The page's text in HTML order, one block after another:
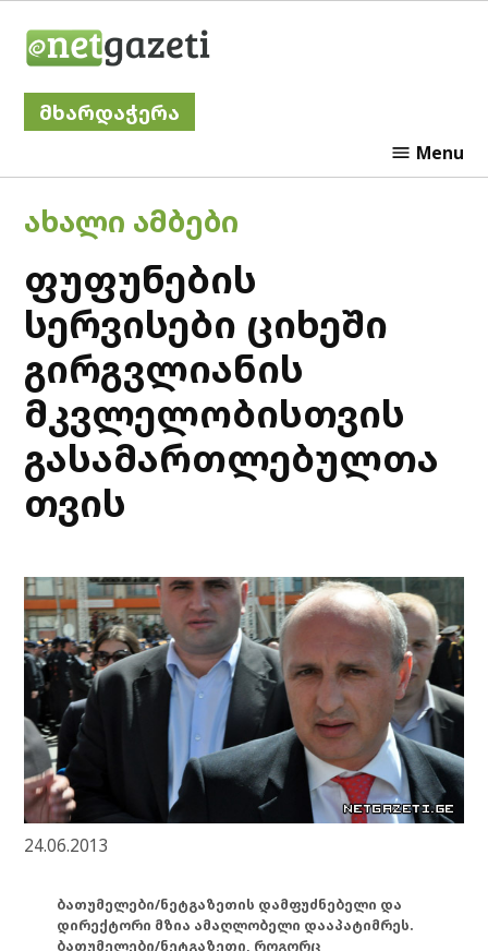
მხარდაჭერა
Menu
POSTED
ᲐᲮᲐᲚᲘ ᲐᲛᲑᲔᲑᲘ
ფუფუნების
სერვისები ციხეში
გირგვლიანის
მკვლელობისთვის
გასამართლებულთა
თვის
24.06.2013
ბათუმელები/ნეტგაზეთის დამფუძნებელი და
დირექტორი მზია ამაღლობელი დააპატიმრეს.
ბათუმელები/ნეტგაზეთი, როგორც